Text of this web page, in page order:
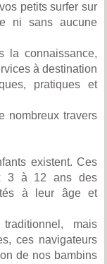
petits surfer sur
ni sans aucune
la connaissance,
à destination
pratiques et
nombreux travers
existent. Ces
3 à 12 ans des
à leur âge et
mais
ces navigateurs
de nos bambins